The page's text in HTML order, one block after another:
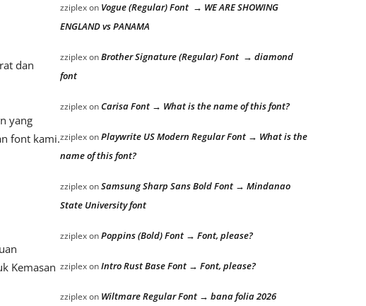
dan
yang
font kami.
Kemasan
zziplexon Vogue (Regular) Font → WE ARE SHOWING
ENGLAND vs PANAMA
zziplexonBrother Signature (Regular) Font → diamond
font
zziplexonCarisa Font → What is the name of this font?
zziplexonPlaywrite US Modern Regular Font → What is the
name of this font?
zziplexonSamsung Sharp Sans Bold Font → Mindanao
State University font
zziplexonPoppins (Bold) Font → Font, please?
zziplexonIntro Rust Base Font → Font, please?
zziplexon Wiltmare Regular Font → bana folia 2026